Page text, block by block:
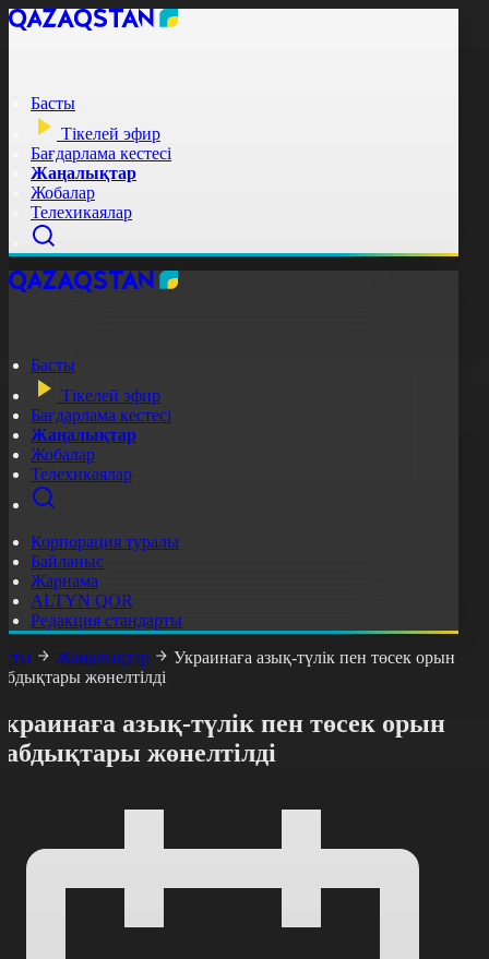
Басты
Тікелей эфир
Бағдарлама кестесі
Жаңалықтар
Жобалар
Телехикаялар
Басты
Тікелей эфир
Бағдарлама кестесі
Жаңалықтар
Жобалар
Телехикаялар
Корпорация туралы
Байланыс
Жарнама
ALTYN QOR
Редакция стандарты
Жаңалықтар
Украинаға азық-түлік пен төсек орын
жөнелтілді
азық-түлік пен төсек орын
жөнелтілді